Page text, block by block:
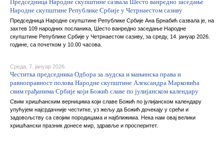
Народне скупштине Републике Србије у Чeтрнаестом сазиву
Председница Народне скупштине Републике Србије Ана Брнабић сазвала је, на
захтев 109 народних посланика, Шесто ванредно заседање Народне
скупштине Републике Србије у Четрнаестом сазиву, за среду, 14. јануар 2026.
године, са почетком у 10.00 часова.
Среда, 7. јануар 2026.
Честитка председника Одбора за људска и мањинска права и
равноправност полова Народне скупштине Александра Марковића
свим грађанима Србије који Божић славе по јулијанском календару
Свим хришћанским верницима који славе Божић по јулијанском календару
упућујем најсрдачније честитке, уз жељу да Божић дочекају у срећи и
задовољству са својим породицама и најближима. Нека нам овај велики
хришћански празник донесе мир, здравље и просперитет.